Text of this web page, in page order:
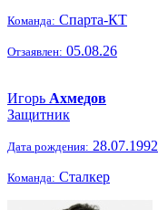
Команда: Спарта-КТ
Отзаявлен: 05.08.26
Игорь Ахмедов
Защитник
Дата рождения: 28.07.1992
Команда: Сталкер